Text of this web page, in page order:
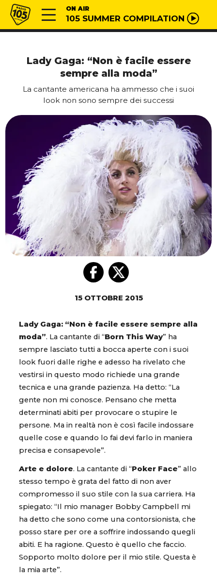
Vai al contenuto
Radio 105 ON AIR
105 SUMMER COMPILATION
Lady Gaga: “Non è facile essere
sempre alla moda”
La cantante americana ha ammesso che i suoi
look non sono sempre dei successi
15 OTTOBRE 2015
Lady Gaga: “Non è facile essere sempre alla
moda”. La cantante di “Born This Way” ha
sempre lasciato tutti a bocca aperte con i suoi
look fuori dalle righe e adesso ha rivelato che
vestirsi in questo modo richiede una grande
tecnica e una grande pazienza. Ha detto: “La
gente non mi conosce. Pensano che metta
determinati abiti per provocare o stupire le
persone. Ma in realtà non è così facile indossare
quelle cose e quando lo fai devi farlo in maniera
precisa e consapevole”.
Arte e dolore. La cantante di “Poker Face” allo
stesso tempo è grata del fatto di non aver
compromesso il suo stile con la sua carriera. Ha
spiegato: “Il mio manager Bobby Campbell mi
ha detto che sono come una contorsionista, che
posso stare per ore a soffrire indossando quegli
abiti. E ha ragione. Questo è quello che faccio.
Sopporto molto dolore per il mio stile. Questa è
la mia arte”.